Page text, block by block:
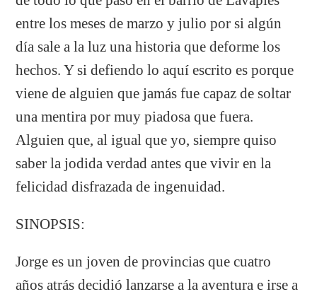
entre los meses de marzo y julio por si algún
día sale a la luz una historia que deforme los
hechos. Y si defiendo lo aquí escrito es porque
viene de alguien que jamás fue capaz de soltar
una mentira por muy piadosa que fuera.
Alguien que, al igual que yo, siempre quiso
saber la jodida verdad antes que vivir en la
felicidad disfrazada de ingenuidad.
SINOPSIS:
Jorge es un joven de provincias que cuatro
años atrás decidió lanzarse a la aventura e irse a